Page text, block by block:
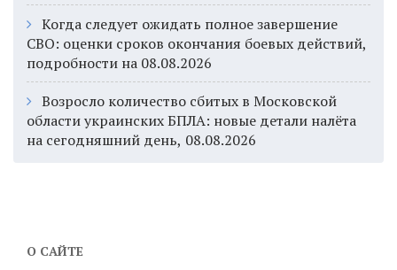
Когда следует ожидать полное завершение
СВО: оценки сроков окончания боевых действий,
подробности на 08.08.2026
Возросло количество сбитых в Московской
области украинских БПЛА: новые детали налёта
на сегодняшний день, 08.08.2026
О САЙТЕ